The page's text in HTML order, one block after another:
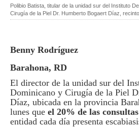
Polibio Batista, titular de la unidad sur del Instituto
Cirugía de la Piel Dr. Humberto Bogaert Díaz,
Benny Rodríguez
Barahona, RD
El director de la unidad sur del
Dominicano y Cirugía de la Piel
Díaz, ubicada en la provincia
lunes que el 20% de las
entidad cada día presenta